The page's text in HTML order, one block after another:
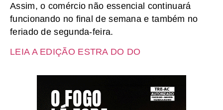
Assim, o comércio não essencial continuará
funcionando no final de semana e também no
feriado de segunda-feira.
LEIA A EDIÇÃO ESTRA DO DO